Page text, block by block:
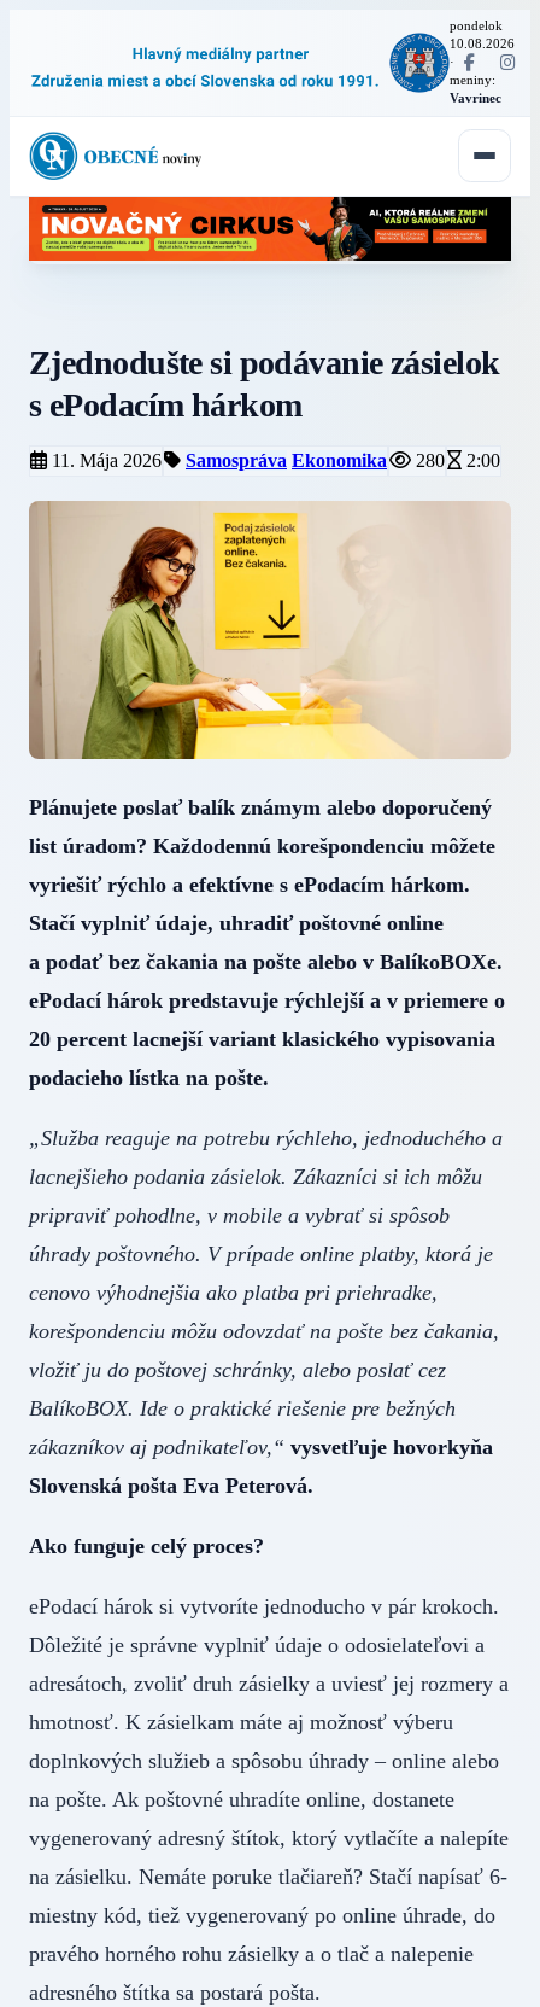
pondelok
10.08.2026
·
meniny:
Vavrinec
Zjednodušte si podávanie zásielok
s ePodacím hárkom
11. Mája 2026 Samospráva Ekonomika 280 2:00
Plánujete poslať balík známym alebo doporučený
list úradom? Každodennú korešpondenciu môžete
vyriešiť rýchlo a efektívne s ePodacím hárkom.
Stačí vyplniť údaje, uhradiť poštovné online
a podať bez čakania na pošte alebo v BalíkoBOXe.
ePodací hárok predstavuje rýchlejší a v priemere o
20 percent lacnejší variant klasického vypisovania
podacieho lístka na pošte.
„Služba reaguje na potrebu rýchleho, jednoduchého a
lacnejšieho podania zásielok. Zákazníci si ich môžu
pripraviť pohodlne, v mobile a vybrať si spôsob
úhrady poštovného. V prípade online platby, ktorá je
cenovo výhodnejšia ako platba pri priehradke,
korešpondenciu môžu odovzdať na pošte bez čakania,
vložiť ju do poštovej schránky, alebo poslať cez
BalíkoBOX. Ide o praktické riešenie pre bežných
zákazníkov aj podnikateľov,“ vysvetľuje hovorkyňa
Slovenská pošta Eva Peterová.
Ako funguje celý proces?
ePodací hárok si vytvoríte jednoducho v pár krokoch.
Dôležité je správne vyplniť údaje o odosielateľovi a
adresátoch, zvoliť druh zásielky a uviesť jej rozmery a
hmotnosť. K zásielkam máte aj možnosť výberu
doplnkových služieb a spôsobu úhrady – online alebo
na pošte. Ak poštovné uhradíte online, dostanete
vygenerovaný adresný štítok, ktorý vytlačíte a nalepíte
na zásielku. Nemáte poruke tlačiareň? Stačí napísať 6-
miestny kód, tiež vygenerovaný po online úhrade, do
pravého horného rohu zásielky a o tlač a nalepenie
adresného štítka sa postará pošta.